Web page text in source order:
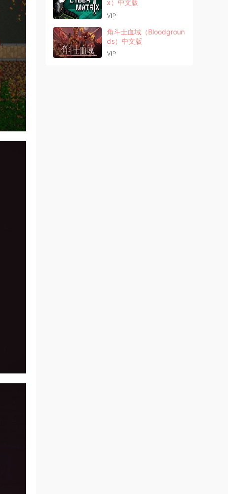
x）中文版
VIP
角斗士血域（Bloodgroun
ds）中文版
VIP